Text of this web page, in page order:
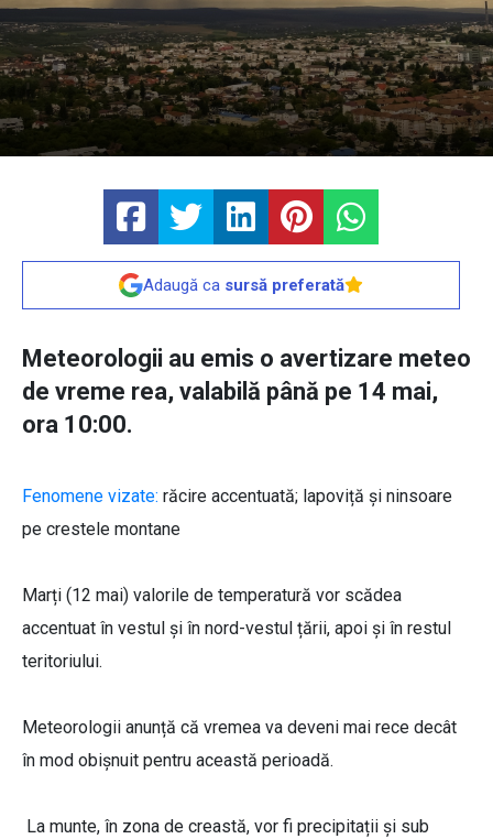
Adaugă ca sursă preferată
Meteorologii au emis o avertizare meteo
de vreme rea, valabilă până pe 14 mai,
ora 10:00.
Fenomene vizate: răcire accentuată; lapoviță și ninsoare
pe crestele montane
Marți (12 mai) valorile de temperatură vor scădea
accentuat în vestul și în nord-vestul țării, apoi și în restul
teritoriului.
Meteorologii anunță că vremea va deveni mai rece decât
în mod obișnuit pentru această perioadă.
La munte, în zona de creastă, vor fi precipitații și sub